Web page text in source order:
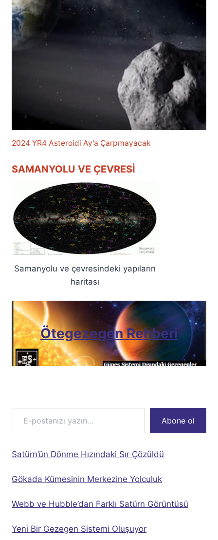
2024 YR4 Asteroidi Ay’a Çarpmayacak
SAMANYOLU VE ÇEVRESI
Samanyolu ve çevresindeki yapıların
haritası
Ötegezegen Rehberi
E-postanızı yazın…
Abone ol
Satürn’ün Dönme Hızındaki Sır Çözüldü
Gökada Kümesinin Merkezine Yolculuk
Webb ve Hubble’dan Farklı Satürn Görüntüsü
Yeni Bir Gezegen Sistemi Oluşuyor